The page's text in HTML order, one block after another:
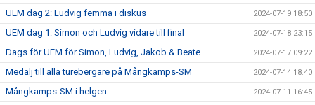
UEM dag 2: Ludvig femma i diskus 2024-07-19 18:50
UEM dag 1: Simon och Ludvig vidare till final 2024-07-18 23:15
Dags för UEM för Simon, Ludvig, Jakob & Beate 2024-07-17 09:22
Medalj till alla turebergare på Mångkamps-SM 2024-07-14 18:40
Mångkamps-SM i helgen 2024-07-11 16:45